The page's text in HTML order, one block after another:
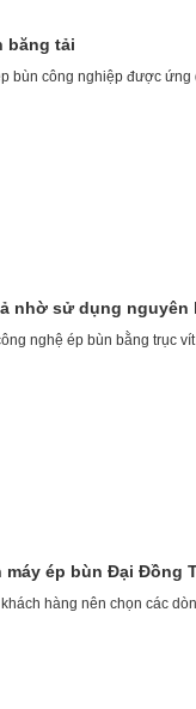
băng tải
bùn công nghiệp được
nhờ sử dụng nguyên
nghệ ép bùn bằng trục
ép bùn Đại Đồng
hàng nên chọn các